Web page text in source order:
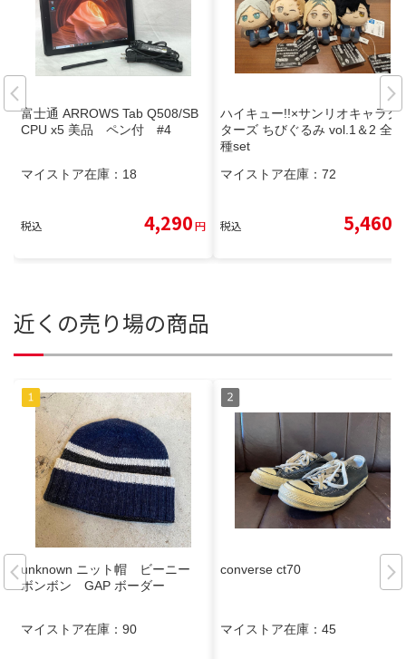
富士通 ARROWS Tab Q508/SB
CPU x5 美品 ペン付 #4
マイストア在庫： 18
税込 4,290円
ハイキュー!!×サンリオキャラク
ターズ ちびぐるみ vol.1＆2 全8
種set
マイストア在庫： 72
税込 5,460
近くの売り場の商品
unknown ニット帽 ビーニー
ボンボン GAP ボーダー
マイストア在庫： 90
converse ct70
マイストア在庫： 45